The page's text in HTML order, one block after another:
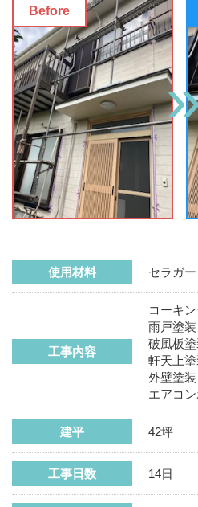
使用材料 セラガ
工事内容
コーキ
雨戸塗装
破風板塗
軒天上塗
外壁塗装
エアコ
建平 42坪
工事日数 14日